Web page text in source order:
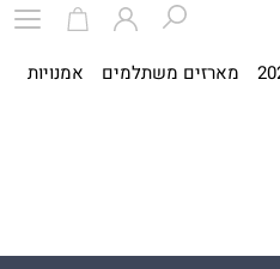
מארזים משתלמים אמנויות